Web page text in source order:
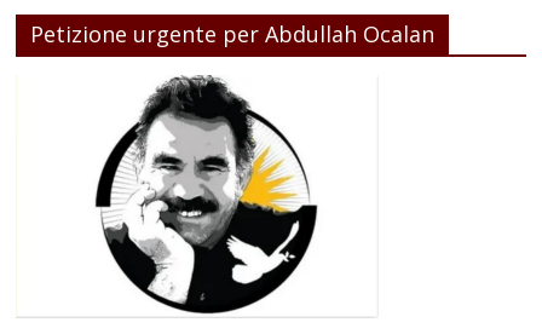
Petizione urgente per Abdullah Ocalan